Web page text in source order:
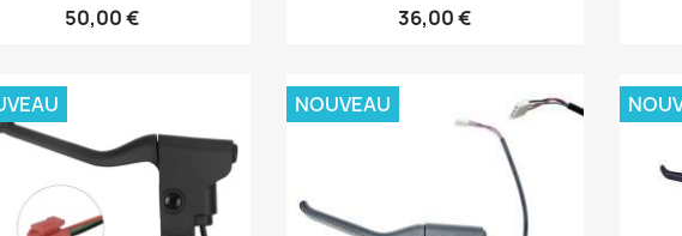
50,00 € 36,00 €
NOUVEAU